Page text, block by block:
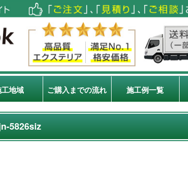
地域 ご購入までの流れ 施工例一覧
5826siz